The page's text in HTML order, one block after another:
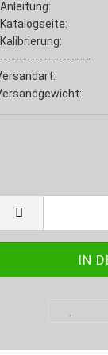
Anleitung:
Katalogseite:
Kalibrierung: